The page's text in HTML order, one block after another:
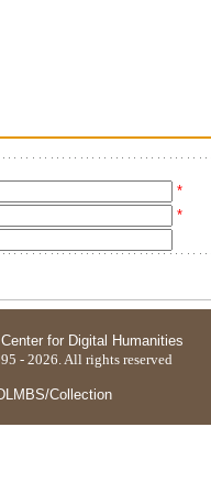
*
*
for Digital Humanities
- 2026. All rights reserved
Collection